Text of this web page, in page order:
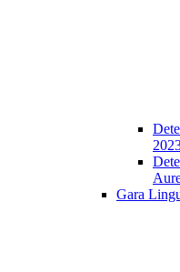
Gara